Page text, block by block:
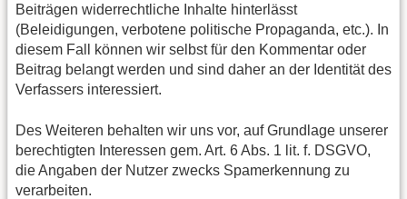
Beiträgen widerrechtliche Inhalte hinterlässt
(Beleidigungen, verbotene politische Propaganda, etc.). In
diesem Fall können wir selbst für den Kommentar oder
Beitrag belangt werden und sind daher an der Identität des
Verfassers interessiert.
Des Weiteren behalten wir uns vor, auf Grundlage unserer
berechtigten Interessen gem. Art. 6 Abs. 1 lit. f. DSGVO,
die Angaben der Nutzer zwecks Spamerkennung zu
verarbeiten.